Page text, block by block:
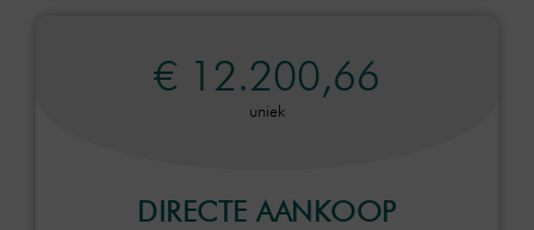
€ 12.200,66
uniek
DIRECTE AANKOOP